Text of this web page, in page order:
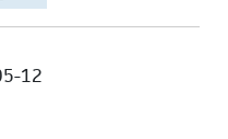
12